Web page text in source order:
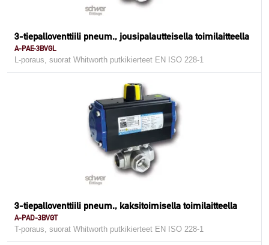
3-tiepalloventtiili pneum., jousipalautteisella toimilaitteella
A-PAE-3BVGL
L-poraus, suorat Whitworth putkikierteet EN ISO 228-1
3-tiepalloventtiili pneum., kaksitoimisella toimilaitteella
A-PAD-3BVGT
T-poraus, suorat Whitworth putkikierteet EN ISO 228-1